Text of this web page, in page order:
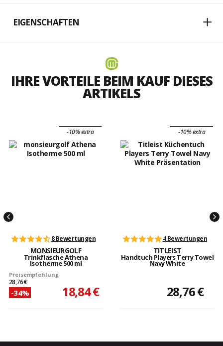
EIGENSCHAFTEN
IHRE VORTEILE BEIM KAUF DIESES
ARTIKELS
-10% extra
8 Bewertungen
MONSIEURGOLF
Trinkflasche Athena
Isotherme 500 ml
Preisempfehlung
28,76 €
-34% 18,84 €
-10% extra
4 Bewertungen
TITLEIST
Handtuch Players Terry Towel
Navy White
28,76 €